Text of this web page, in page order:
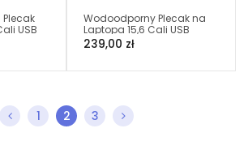
Plecak
USB
Wodoodporny Plecak na
Laptopa 15,6 Cali USB
(I006)
239,00 zł
1 2 3